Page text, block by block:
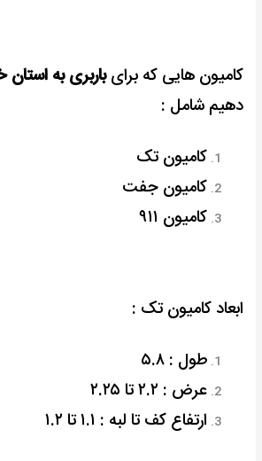
کامیون هایی که برایباربری به
دهیم شامل :
کامیون تک
کامیون جفت
کامیون ۹۱۱
ابعاد کامیون تک :
طول : ۵.۸
عرض : ۲.۲ تا ۲.۲۵
ارتفاع کف تا لبه : ۱.۱ تا ۱.۲